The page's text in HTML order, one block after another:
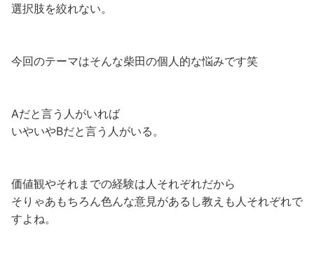
選択肢を絞れない。​
今回のテーマはそんな柴田の個人的な悩みです笑​
Aだと言う人がいれば​
いやいやBだと言う人がいる。​
価値観やそれまでの経験は人それぞれだから​
そりゃあもちろん色んな意見があるし教えも人それぞれで
すよね。​